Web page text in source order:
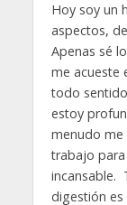
Hoy soy un
aspectos,
Apenas sé
me acueste
todo
estoy
menudo me
trabajo para
incansable.
digestión es